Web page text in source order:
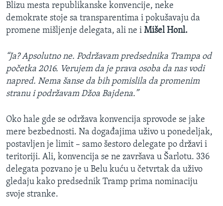
Blizu mesta republikanske konvencije, neke
demokrate stoje sa transparentima i pokušavaju da
promene mišljenje delegata, ali ne i Mišel Honl.
“Ja? Apsolutno ne. Podržavam predsednika Trampa od
početka 2016. Verujem da je prava osoba da nas vodi
napred. Nema šanse da bih pomislila da promenim
stranu i podržavam Džoa Bajdena.”
Oko hale gde se održava konvencija sprovode se jake
mere bezbednosti. Na događajima uživo u ponedeljak,
postavljen je limit – samo šestoro delegate po državi i
teritoriji. Ali, konvencija se ne završava u Šarlotu. 336
delegata pozvano je u Belu kuću u četvrtak da uživo
gledaju kako predsednik Tramp prima nominaciju
svoje stranke.